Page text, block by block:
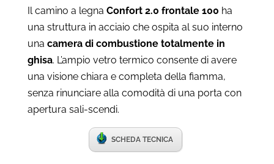
Il camino a legna Confort 2.0 frontale 100 ha
una struttura in acciaio che ospita al suo interno
una camera di combustione totalmente in
ghisa. L’ampio vetro termico consente di avere
una visione chiara e completa della fiamma,
senza rinunciare alla comodità di una porta con
apertura sali-scendi.
SCHEDA TECNICA